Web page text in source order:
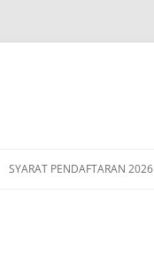
SYARAT PENDAFTARAN 2026